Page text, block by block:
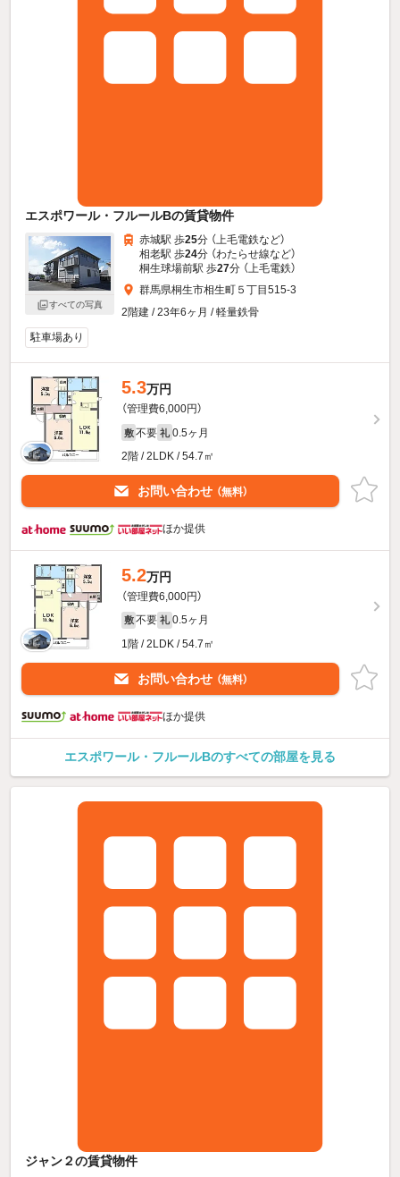
エスポワール・フルールBの賃貸物件
すべての写真
赤城駅 歩25分 （上毛電鉄など）
相老駅 歩24分 （わたらせ線など）
桐生球場前駅 歩27分 （上毛電鉄）
群馬県桐生市相生町５丁目515-3
2階建 / 23年6ヶ月 / 軽量鉄骨
駐車場あり
5.3万円
（管理費6,000円）
敷 不要 礼 0.5ヶ月
2階 / 2LDK / 54.7㎡
お問い合わせ （無料）
ほか提供
5.2万円
（管理費6,000円）
敷 不要 礼 0.5ヶ月
1階 / 2LDK / 54.7㎡
お問い合わせ （無料）
ほか提供
エスポワール・フルールBのすべての部屋を見る
ジャン２の賃貸物件